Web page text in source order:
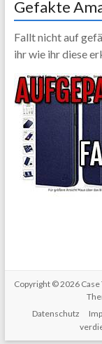
Gefakte
Fallt nicht auf
ihr wie ihr diese
Copyright © 2026
Datenschutz